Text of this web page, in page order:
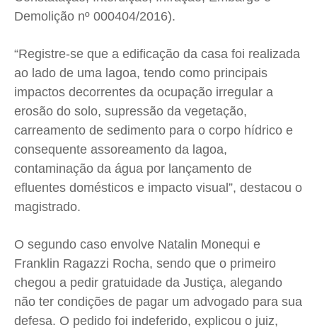
Demolição nº 000404/2016).
“Registre-se que a edificação da casa foi realizada
ao lado de uma lagoa, tendo como principais
impactos decorrentes da ocupação irregular a
erosão do solo, supressão da vegetação,
carreamento de sedimento para o corpo hídrico e
consequente assoreamento da lagoa,
contaminação da água por lançamento de
efluentes domésticos e impacto visual”, destacou o
magistrado.
O segundo caso envolve Natalin Monequi e
Franklin Ragazzi Rocha, sendo que o primeiro
chegou a pedir gratuidade da Justiça, alegando
não ter condições de pagar um advogado para sua
defesa. O pedido foi indeferido, explicou o juiz,